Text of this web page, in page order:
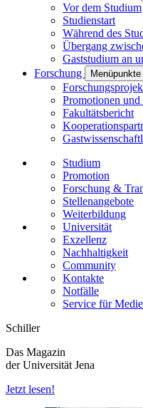
Vor dem Studium
Studienstart
Während des
Übergang
Gaststudium an
Forschung
Promotionen
Fakultätsbericht
Studium
Promotion
Forschung &
Stellenangebote
Weiterbildung
Universität
Exzellenz
Nachhaltigkeit
Community
Kontakte
Notfälle
Service für
Schiller
Das Magazin
der Universität Jena
Jetzt lesen!